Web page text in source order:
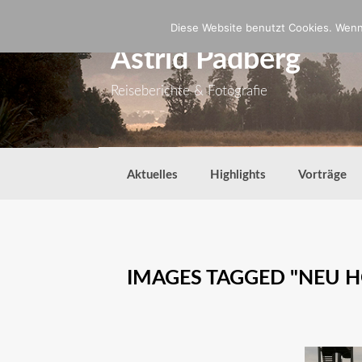
Astrid Padberg
Reiseberichte & Fotografie
Aktuelles Highlights Vorträge
IMAGES TAGGED "NEU
Diese Website benutzt Cookies.